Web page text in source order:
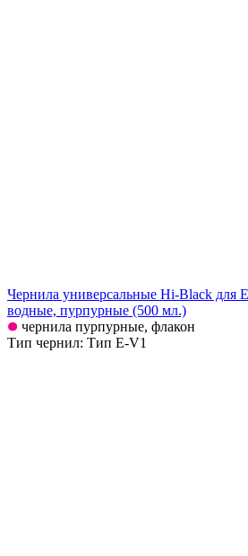
Чернила универсальные Hi-Black для
водные, пурпурные (500 мл.)
чернила пурпурные, флакон
Тип чернил: Тип E-V1